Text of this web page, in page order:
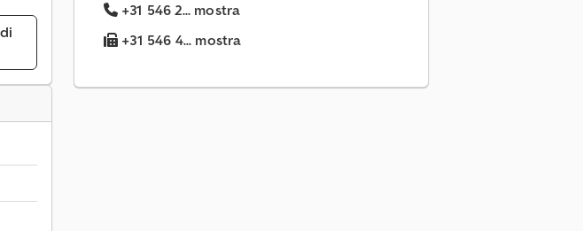
+31 546 2... mostra
+31 546 4... mostra